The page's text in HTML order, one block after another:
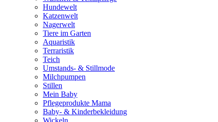
Hundewelt
Katzenwelt
Nagerwelt
Tiere im Garten
Aquaristik
Terraristik
Teich
Umstands- & Stillmode
Milchpumpen
Stillen
Mein Baby
Pflegeprodukte Mama
Baby- & Kinderbekleidung
Wickeln